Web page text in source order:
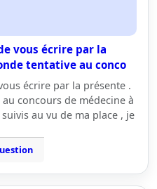
vous écrire par la
tentative au conco
écrire par la présente .
concours de médecine à
au vu de ma place , je